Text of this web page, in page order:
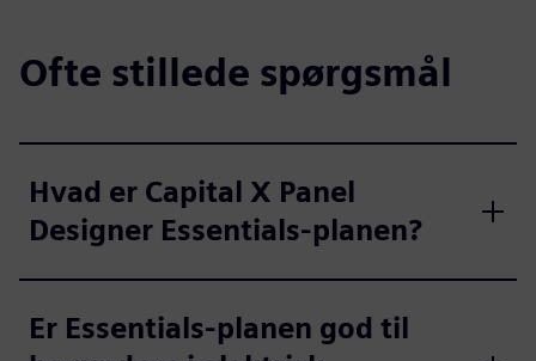
Ofte stillede spørgsmål
Hvad er Capital X Panel
Designer Essentials-planen?
Er Essentials-planen god til